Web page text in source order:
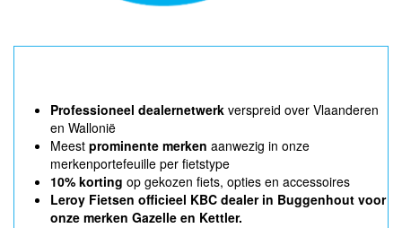
Professioneel dealernetwerk verspreid over Vlaanderen
en Wallonië
Meest prominente merken aanwezig in onze
merkenportefeuille per fietstype
10% korting op gekozen fiets, opties en accessoires
Leroy Fietsen officieel KBC dealer in Buggenhout voor
onze merken Gazelle en Kettler.